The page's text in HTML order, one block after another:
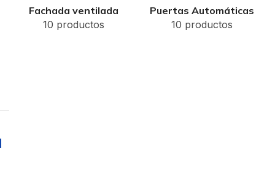
Fachada ventilada
10 productos
Puertas Automáticas
10 productos